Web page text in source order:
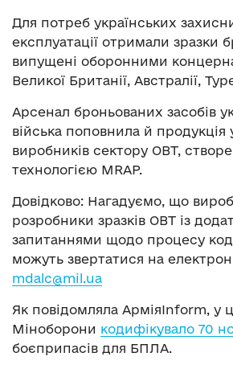
Для потреб українських
експлуатації отримали зразки
випущені оборонними
Великої Британії, Австралії,
Арсенал броньованих засобів
війська поповнила й продукція
виробників сектору ОВТ,
технологією MRAP.
Довідково: Нагадуємо, що
розробники зразків ОВТ із
запитаннями щодо процесу
можуть звертатися на
mdalc@mil.ua
Як повідомляла АрміяInform, у
Міноборони кодифікувало 70
боєприпасів для БПЛА.